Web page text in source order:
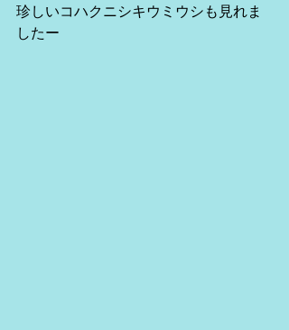
珍しいコハクニシキウミウシも見れま
したー